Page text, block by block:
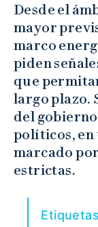
Desde el
mayor
marco
piden
que
largo plazo.
del
políticos, en
marcado
estrictas.
Etiquetas